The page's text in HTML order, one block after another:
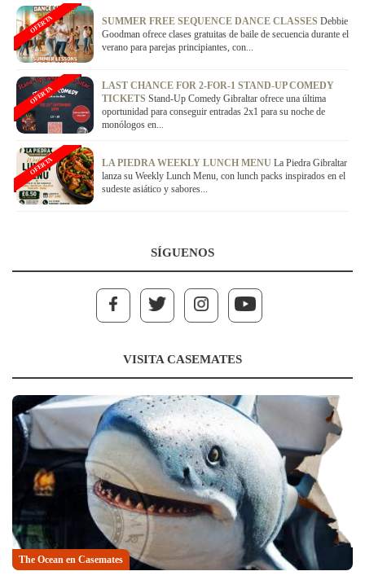
SUMMER FREE SEQUENCE DANCE CLASSES Debbie
Goodman ofrece clases gratuitas de baile de secuencia durante el
verano para parejas principiantes, con...
OFERTA
LAST CHANCE FOR 2-FOR-1 STAND-UP COMEDY
TICKETS Stand-Up Comedy Gibraltar ofrece una última
oportunidad para conseguir entradas 2x1 para su noche de
monólogos en...
OFERTA
LA PIEDRA WEEKLY LUNCH MENU La Piedra Gibraltar
lanza su Weekly Lunch Menu, con lunch packs inspirados en el
sudeste asiático y sabores...
OFERTA
SÍGUENOS
VISITA CASEMATES
The Ocean en Casemates